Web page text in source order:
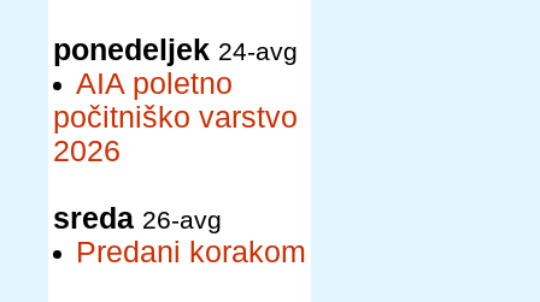
ponedeljek 24-avg
AIA poletno
počitniško varstvo
2026
sreda 26-avg
Predani korakom